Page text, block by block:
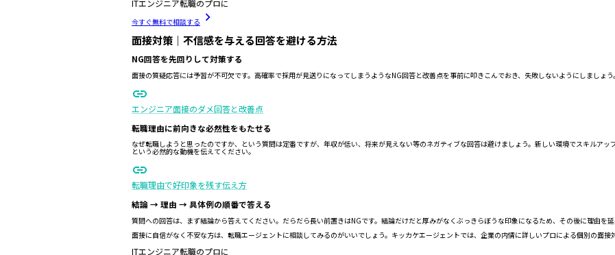
ITエンジニア転職のプロに
今すぐ無料で相談する
面接対策｜不信感を与える回答を避ける方法
NG回答を先回りして対策する
面接の質疑応答には予習が不可欠です。高確率で採用が見送りになってしまうようなNG回答と改善点を事前に叩きこんでおき、失敗しないようにしましょう。
エンジニア面接のダメ回答と改善点
転職理由に前向きな必然性をもたせる
なぜ転職しようと思ったのですか、という質問は定番ですが、年収が低い、将来が見えない等のネガティブな回答は避けましょう。新しい環境でスキルア
という必然的な動機を伝えてください。
転職理由で好印象を残す伝え方
結論 → 理由 → 具体例の順番で答える
質問への回答は、まず結論から答えてください。だらだら長い前置きはNGです。結論だけだと厚みがなくぶっきらぼうな印象になるため、その後に理由を延
面接に自信がなく不安な方は、転職エージェントに相談してみるのがいいでしょう。キッカケエージェントでは、企業の内情に詳しいプロによる個別の面接
ITエンジニア転職のプロに